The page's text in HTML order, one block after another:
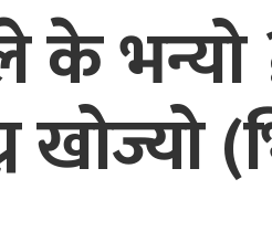
भन्यो
खोज्यो